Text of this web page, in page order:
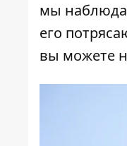
мы
его
вы можете